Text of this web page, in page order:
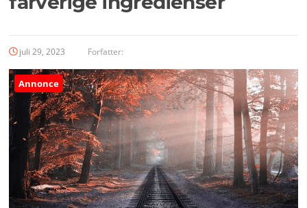
juli 29, 2023 Forfatter:
Annonce